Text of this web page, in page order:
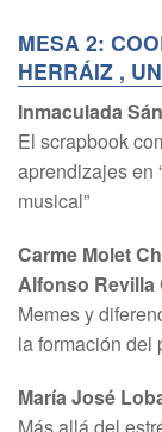
MESA 2:
HERRÁIZ ,
Inmaculada
El scrapbook
aprendizajes en
musical”
Carme Molet
Alfonso Revilla
Memes y
la formación del
María José